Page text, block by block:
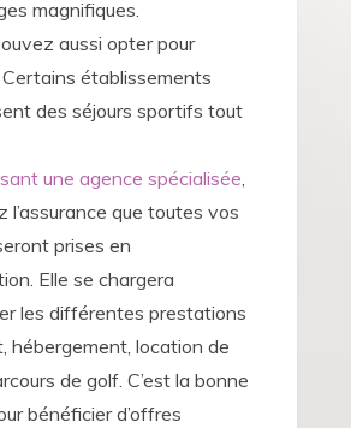
magnifiques.
aussi opter pour
Certains établissements
des séjours sportifs tout
une agence spécialisée,
l’assurance que toutes vos
prises en
Elle se chargera
les différentes prestations
hébergement, location de
de golf. C’est la bonne
bénéficier d’offres